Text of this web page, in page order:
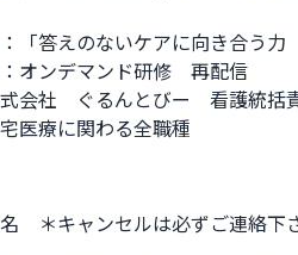
「答えのないケアに向き合う力
オンデマンド研修　再配信
会社　ぐるんとびー　看護統括
医療に関わる全職種
＊キャンセルは必ずご連絡下